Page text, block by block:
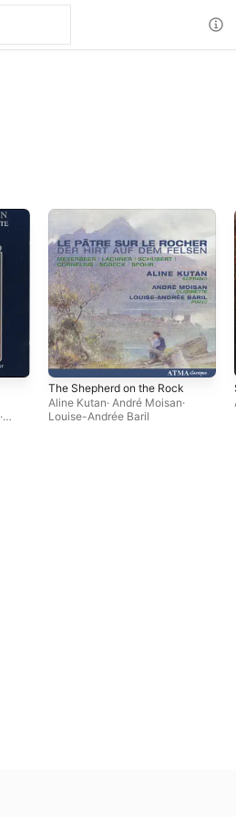
·
The Shepherd on the Rock
Aline Kutan· André Moisan·
Louise-Andrée Baril